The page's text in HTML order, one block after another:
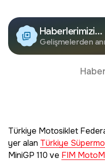
Haberlerimizi
Google'da
Edin
Gelişmelerden
Türkiye Motosiklet
yer alan Türkiye
MiniGP 110 ve FIM